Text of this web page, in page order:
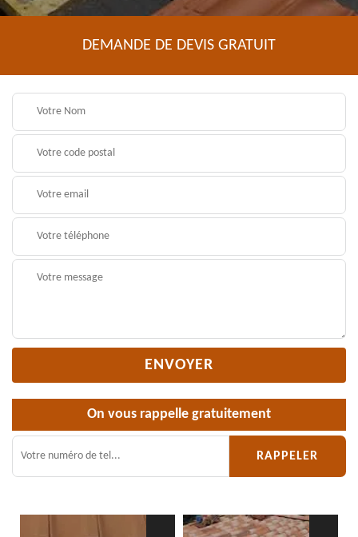
DEMANDE DE DEVIS GRATUIT
On vous rappelle gratuitement